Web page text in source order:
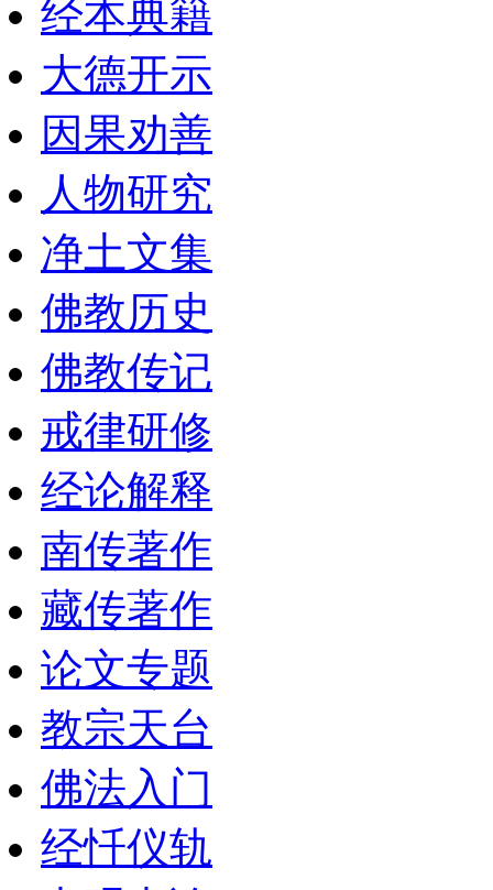
经本典籍
大德开示
因果劝善
人物研究
净土文集
佛教历史
佛教传记
戒律研修
经论解释
南传著作
藏传著作
论文专题
教宗天台
佛法入门
经忏仪轨